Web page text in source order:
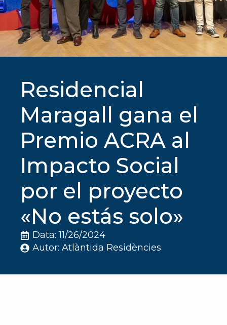
Residencial
Maragall gana el
Premio ACRA al
Impacto Social
por el proyecto
«No estás solo»
Data: 11/26/2024
Autor: Atlàntida Residències